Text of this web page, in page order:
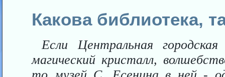
Какова библиотека,
Если Центральная
магический кристалл,